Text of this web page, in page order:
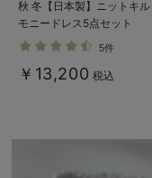
秋 冬【日本製】ニットキ
モニードレス5点セット
5件
￥13,200 税込